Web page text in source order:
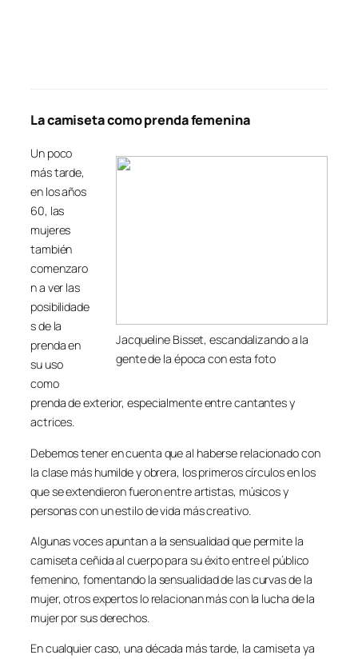
La camiseta como prenda femenina
Jacqueline Bisset, escandalizando a la
gente de la época con esta foto
Un poco
más tarde,
en los años
60, las
mujeres
también
comenzaro
n a ver las
posibilidade
s de la
prenda en
su uso
como
prenda de exterior, especialmente entre cantantes y
actrices.
Debemos tener en cuenta que al haberse relacionado con
la clase más humilde y obrera, los primeros círculos en los
que se extendieron fueron entre artistas, músicos y
personas con un estilo de vida más creativo.
Algunas voces apuntan a la sensualidad que permite la
camiseta ceñida al cuerpo para su éxito entre el público
femenino, fomentando la sensualidad de las curvas de la
mujer, otros expertos lo relacionan más con la lucha de la
mujer por sus derechos.
En cualquier caso, una década más tarde, la camiseta ya